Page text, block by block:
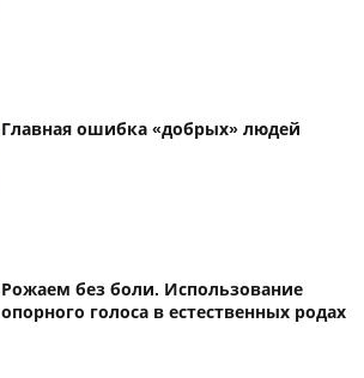
Главная ошибка «добрых» людей
Рожаем без боли. Использование
опорного голоса в естественных родах